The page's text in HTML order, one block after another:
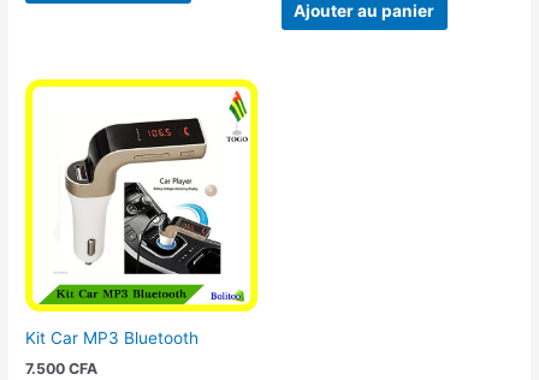
Ajouter au panier
Kit Car MP3 Bluetooth
7.500CFA